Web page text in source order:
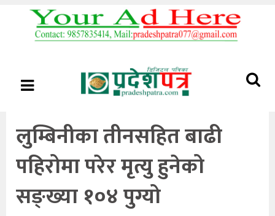
लुम्बिनीका तीनसहित बाढी
पहिरोमा परेर मृत्यु हुनेको
सङ्ख्या १०४ पुग्यो